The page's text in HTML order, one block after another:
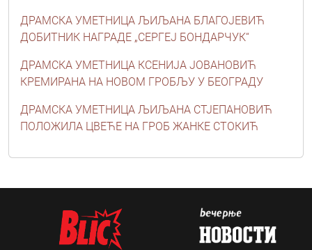
ДРАМСКА УМЕТНИЦА ЉИЉАНА БЛАГОЈЕВИЋ
ДОБИТНИК НАГРАДЕ „СЕРГЕЈ БОНДАРЧУК“
ДРАМСКА УМЕТНИЦА КСЕНИЈА ЈОВАНОВИЋ
КРЕМИРАНА НА НОВОМ ГРОБЉУ У БЕОГРАДУ
ДРАМСКА УМЕТНИЦА ЉИЉАНА СТЈЕПАНОВИЋ
ПОЛОЖИЛА ЦВЕЋЕ НА ГРОБ ЖАНКЕ СТОКИЋ